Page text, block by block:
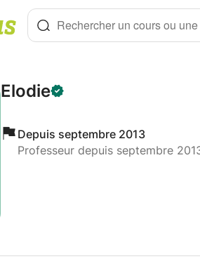
Rechercher un cours ou
Elodie
Depuis septembre 2013
Professeur depuis septembre